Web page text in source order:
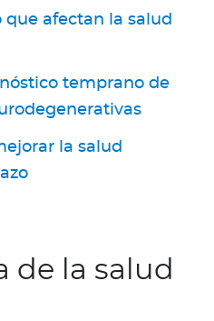
que afectan la salud
temprano de
la salud
de la salud